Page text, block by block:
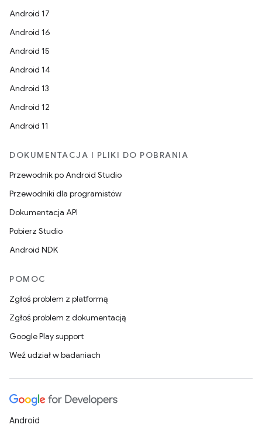
Android 17
Android 16
Android 15
Android 14
Android 13
Android 12
Android 11
DOKUMENTACJA I PLIKI DO POBRANIA
Przewodnik po Android Studio
Przewodniki dla programistów
Dokumentacja API
Pobierz Studio
Android NDK
POMOC
Zgłoś problem z platformą
Zgłoś problem z dokumentacją
Google Play support
Weź udział w badaniach
Android